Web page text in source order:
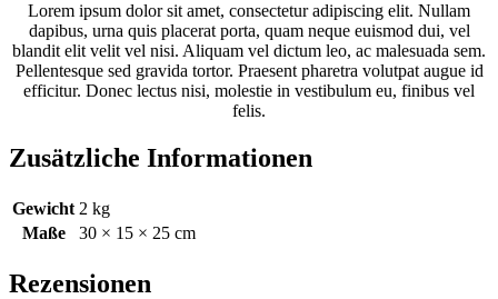
Lorem ipsum dolor sit amet, consectetur adipiscing elit. Nullam
dapibus, urna quis placerat porta, quam neque euismod dui, vel
blandit elit velit vel nisi. Aliquam vel dictum leo, ac malesuada sem.
Pellentesque sed gravida tortor. Praesent pharetra volutpat augue id
efficitur. Donec lectus nisi, molestie in vestibulum eu, finibus vel
felis.
Zusätzliche Informationen
Gewicht 2 kg
Maße
30 × 15 × 25 cm
Rezensionen